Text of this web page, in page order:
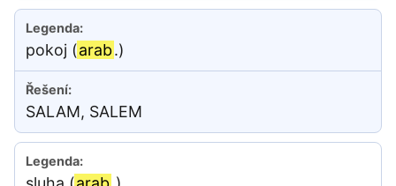
pokoj (arab.)
SALAM, SALEM